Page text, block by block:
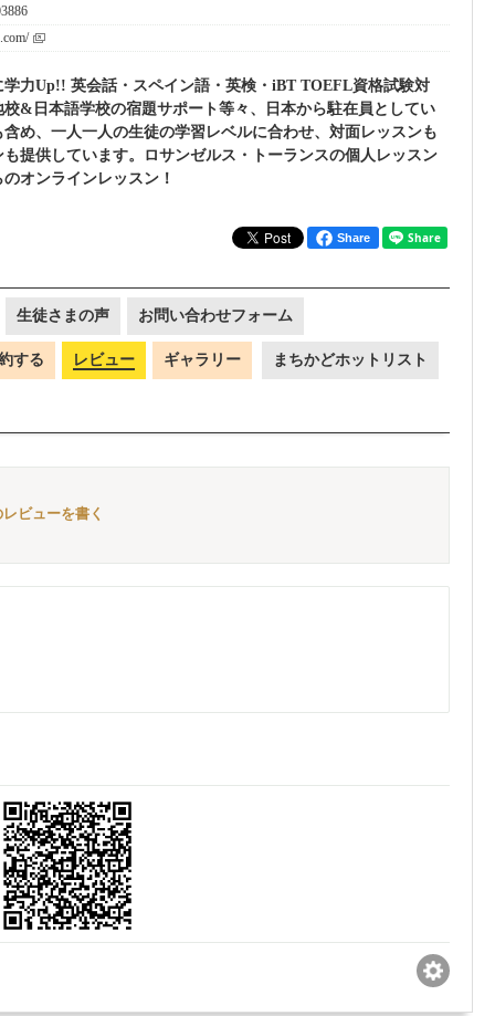
学力Up!! 英会話・スペイン語・英検・iBT TOEFL資格試験対
&日本語学校の宿題サポート等々、日本から駐在員としてい
含め、一人一人の生徒の学習レベルに合わせ、対面レッスンも
提供しています。ロサンゼルス・トーランスの個人レッスン
オンラインレッスン！
Share
生徒さまの声 お問い合わせフォーム
する レビュー ギャラリー まちかどホットリスト
ビューを書く